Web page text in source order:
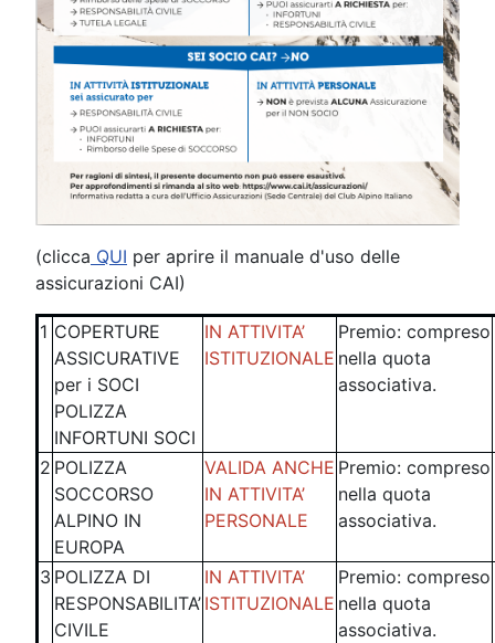
(clicca QUI per aprire il manuale d'uso delle
assicurazioni CAI)
1 COPERTURE
ASSICURATIVE
per i SOCI
POLIZZA
INFORTUNI SOCI
IN ATTIVITA’
ISTITUZIONALE
Premio: compreso
nella quota
associativa.
2 POLIZZA
SOCCORSO
ALPINO IN
EUROPA
VALIDA ANCHE
IN ATTIVITA’
PERSONALE
Premio: compreso
nella quota
associativa.
3 POLIZZA DI
RESPONSABILITA’
CIVILE
IN ATTIVITA’
ISTITUZIONALE
Premio: compreso
nella quota
associativa.